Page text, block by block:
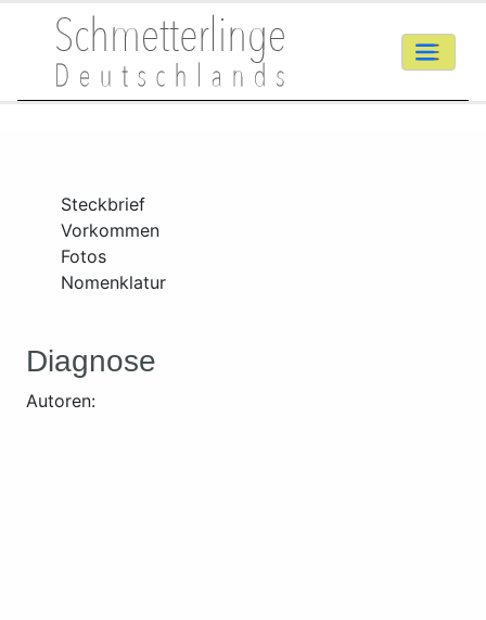
Steckbrief
Vorkommen
Fotos
Nomenklatur
Diagnose
Autoren: